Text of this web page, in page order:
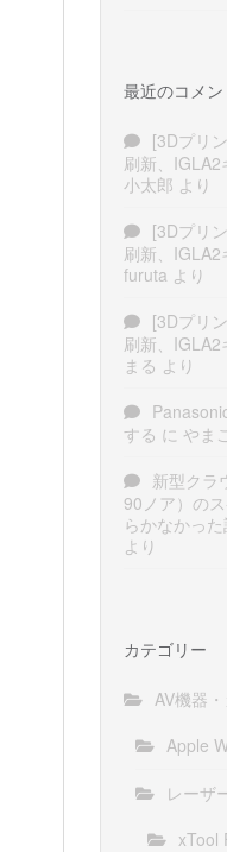
最近のコメン
[3Dプリ
刷新、IGLA2
小太郎 より
[3Dプリ
刷新、IGLA2
furuta より
[3Dプリ
刷新、IGLA2
まる より
する に やま
新型クラ
90ノア）の
らかなかっ
より
カテゴリー
AV機器
Apple
レーザ
xTool